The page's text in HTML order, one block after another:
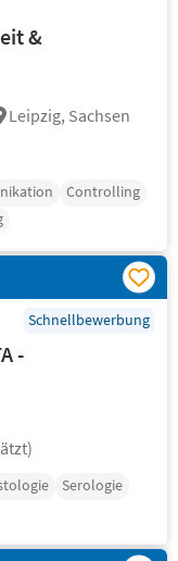
&
Leipzig, Sachsen
Controlling
Schnellbewerbung
-
Serologie